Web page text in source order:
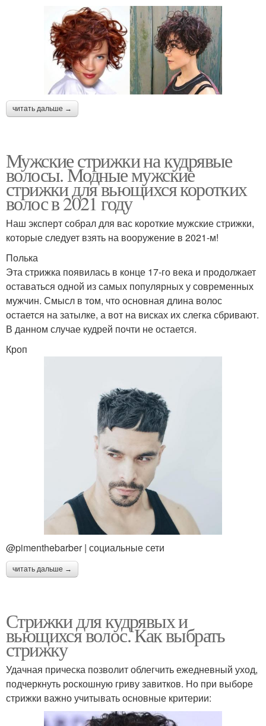
читать дальше →
Мужские стрижки на кудрявые
волосы. Модные мужские
стрижки для вьющихся коротких
волос в 2021 году
Наш эксперт собрал для вас короткие мужские стрижки,
которые следует взять на вооружение в 2021-м!
Полька
Эта стрижка появилась в конце 17-го века и продолжает
оставаться одной из самых популярных у современных
мужчин. Смысл в том, что основная длина волос
остается на затылке, а вот на висках их слегка сбривают.
В данном случае кудрей почти не остается.
Кроп
@pimenthebarber | социальные сети
читать дальше →
Стрижки для кудрявых и
вьющихся волос. Как выбрать
стрижку
Удачная прическа позволит облегчить ежедневный уход,
подчеркнуть роскошную гриву завитков. Но при выборе
стрижки важно учитывать основные критерии: